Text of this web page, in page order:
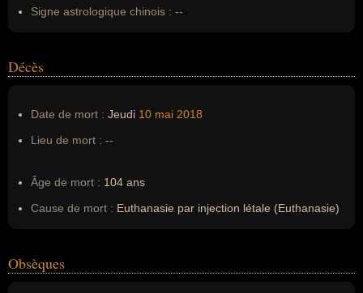
Erreurs d'écriture : --
Signe astrologique chinois : --
Décès
Date de mort : Jeudi 10 mai 2018
Lieu de mort : --
Âge de mort : 104 ans
Cause de mort : Euthanasie par injection létale (Euthanasie)
Obsèques